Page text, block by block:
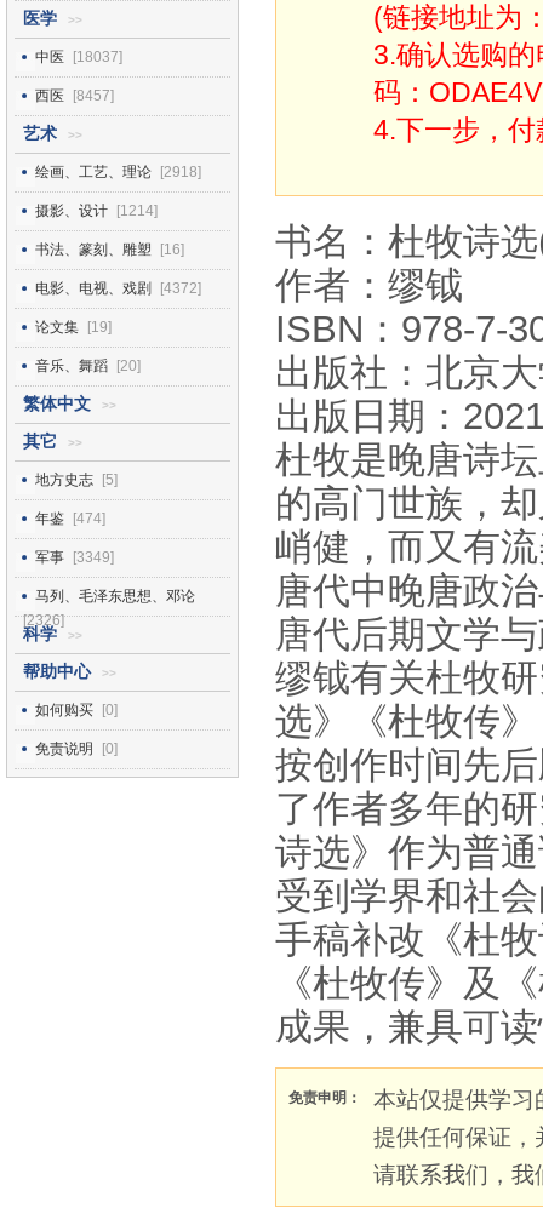
医学 >>
中医 [18037]
西医 [8457]
艺术 >>
绘画、工艺、理论 [2918]
摄影、设计 [1214]
书法、篆刻、雕塑 [16]
电影、电视、戏剧 [4372]
论文集 [19]
音乐、舞蹈 [20]
繁体中文 >>
其它 >>
地方史志 [5]
年鉴 [474]
军事 [3349]
马列、毛泽东思想、邓论
[2326]
科学 >>
帮助中心 >>
如何购买 [0]
免责说明 [0]
(链接地址为
3.确认选购
码：
4.下一步，
书名：杜牧诗
作者：缪钺
ISBN：978-7-
出版社：北京
出版日期：
杜牧是晚唐诗
的高门世族，
峭健，而又有
唐代中晚唐政
唐代后期文学
缪钺有关杜牧
选》《杜牧传
按创作时间先
了作者多年的
诗选》作为普
受到学界和社
手稿补改《杜
《杜牧传》及
成果，兼具可
免责申明：
本站仅提供学习
提供任何保证，
请联系我们，我